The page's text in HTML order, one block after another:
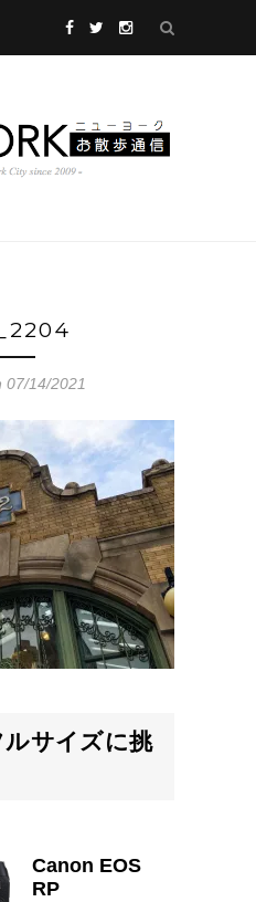
07/14/2021
サイズに挑
Canon EOS
RP